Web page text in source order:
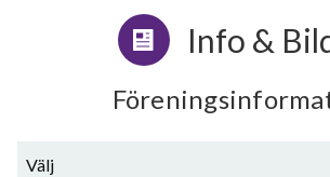
Info &
Välj